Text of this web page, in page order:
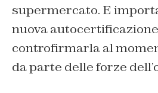
supermercato. E
nuova
controfirmarla al
da parte delle forze